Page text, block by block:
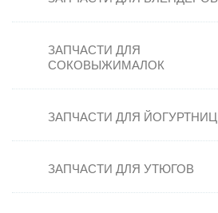
Стеклокерамические поверхности
Термостат духовки
Электронные блоки
ЗАПЧАСТИ ДЛЯ
СОКОВЫЖИМАЛОК
ЗАПЧАСТИ ДЛЯ ЙОГУРТНИЦ
ЗАПЧАСТИ ДЛЯ УТЮГОВ